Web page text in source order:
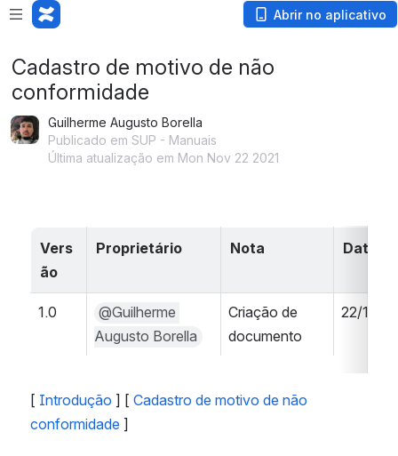
Abrir no aplicativo
Cadastro de motivo de não
conformidade
Guilherme Augusto Borella
Publicado em SUP - Manuais
Última atualização em Mon Nov 22 2021
Vers
ão
Proprietário Nota Data
1.0
@Guilherme
Augusto Borella
Criação de
documento
22/11/
[ Introdução ] [ Cadastro de motivo de não
conformidade ]